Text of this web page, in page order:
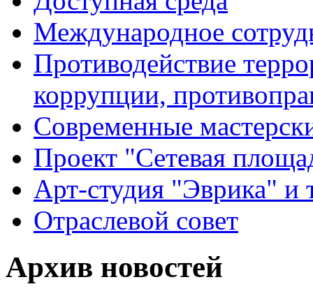
Международное
Противодействие
коррупции,
Современные
Проект "Сетевая
Арт-студия "Эврика" и
Отраслевой совет
Архив новостей